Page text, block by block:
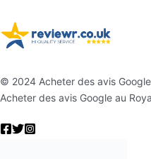
© 2024 Acheter des avis
Acheter des avis Google au